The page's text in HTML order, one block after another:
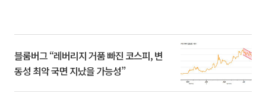
블룸버그 “레버리지 거품 빠진 코스피, 변
동성 최악 국면 지났을 가능성”